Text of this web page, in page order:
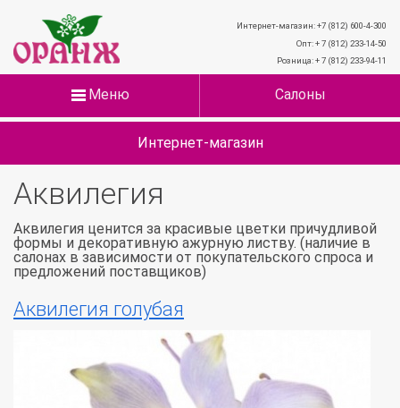
Интернет-магазин: +7 (812) 600-4-300
Опт: + 7 (812) 233-14-50
Розница: + 7 (812) 233-94-11
Меню Салоны
Интернет-магазин
Аквилегия
Аквилегия ценится за красивые цветки причудливой
формы и декоративную ажурную листву. (наличие в
салонах в зависимости от покупательского спроса и
предложений поставщиков)
Аквилегия голубая